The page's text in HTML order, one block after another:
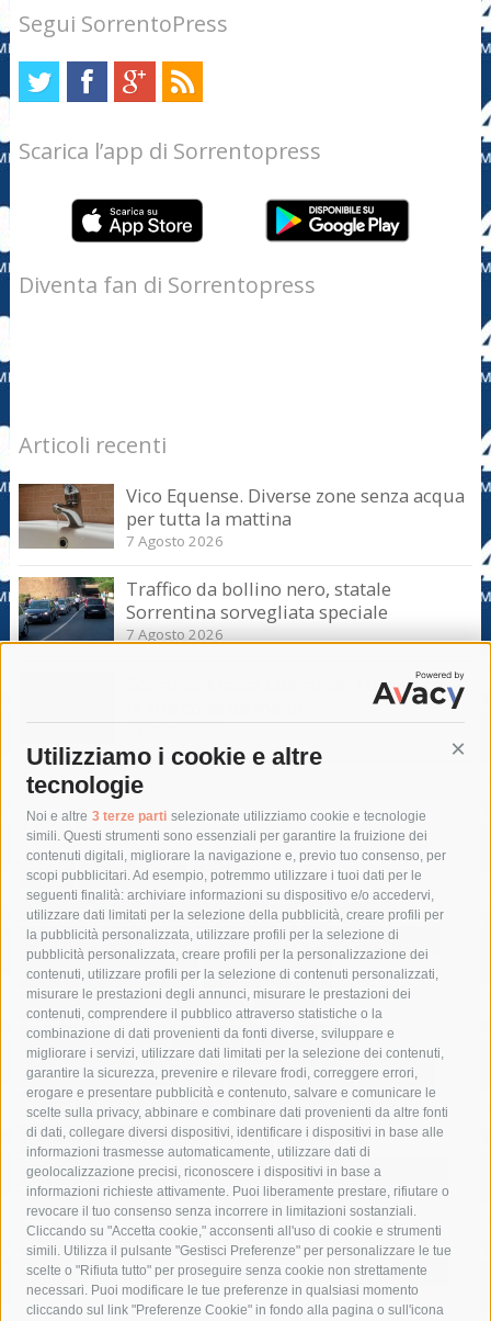
Utilizziamo i cookie e altre
tecnologie
Noi e altre 3 terze parti selezionate utilizziamo cookie e tecnologie
simili. Questi strumenti sono essenziali per garantire la fruizione dei
contenuti digitali, migliorare la navigazione e, previo tuo consenso, per
scopi pubblicitari. Ad esempio, potremmo utilizzare i tuoi dati per le
seguenti finalità: archiviare informazioni su dispositivo e/o accedervi,
utilizzare dati limitati per la selezione della pubblicità, creare profili per
la pubblicità personalizzata, utilizzare profili per la selezione di
pubblicità personalizzata, creare profili per la personalizzazione dei
contenuti, utilizzare profili per la selezione di contenuti personalizzati,
misurare le prestazioni degli annunci, misurare le prestazioni dei
contenuti, comprendere il pubblico attraverso statistiche o la
combinazione di dati provenienti da fonti diverse, sviluppare e
migliorare i servizi, utilizzare dati limitati per la selezione dei contenuti,
garantire la sicurezza, prevenire e rilevare frodi, correggere errori,
erogare e presentare pubblicità e contenuto, salvare e comunicare le
scelte sulla privacy, abbinare e combinare dati provenienti da altre fonti
di dati, collegare diversi dispositivi, identificare i dispositivi in base alle
informazioni trasmesse automaticamente, utilizzare dati di
geolocalizzazione precisi, riconoscere i dispositivi in base a
informazioni richieste attivamente. Puoi liberamente prestare, rifiutare o
revocare il tuo consenso senza incorrere in limitazioni sostanziali.
Cliccando su "Accetta cookie," acconsenti all'uso di cookie e strumenti
simili. Utilizza il pulsante "Gestisci Preferenze" per personalizzare le tue
scelte o "Rifiuta tutto" per proseguire senza cookie non strettamente
necessari. Puoi modificare le tue preferenze in qualsiasi momento
cliccando sul link "Preferenze Cookie" in fondo alla pagina o sull'icona
Segui SorrentoPress
Scarica l’app di Sorrentopress
Diventa fan di Sorrentopress
Articoli recenti
Vico Equense. Diverse zone senza acqua
per tutta la mattina
7 Agosto 2026
Traffico da bollino nero, statale
Sorrentina sorvegliata speciale
7 Agosto 2026
Sorrento-Massa Lubrense. Torna a casa
7 Agosto 2026
Tag
acqua allerta meteo
anas
area marina protetta di punta campanella
arresto
Asl Napoli 3 sud
capitaneria di porto capri
carabinieri
castellammare di stabia
circumvesuviana
comune di sorrento
concerto
contagi
costiera amalfitana
covid-19 eav
elezioni
fondazione sorrento
gori guardia costiera
incidente
lavori
lorenzo balducelli mare
massa lubrense
massimo coppola
Meta napoli
ordinanza
penisola sorrentina
piano di sorrento
polizia municipale
protezione civile
Regione Campania
sant'agnello
sindaco cuomo
sorrento studenti temporali
treni
turismo
Vico Equense villa fiorentino vincenzo de luca